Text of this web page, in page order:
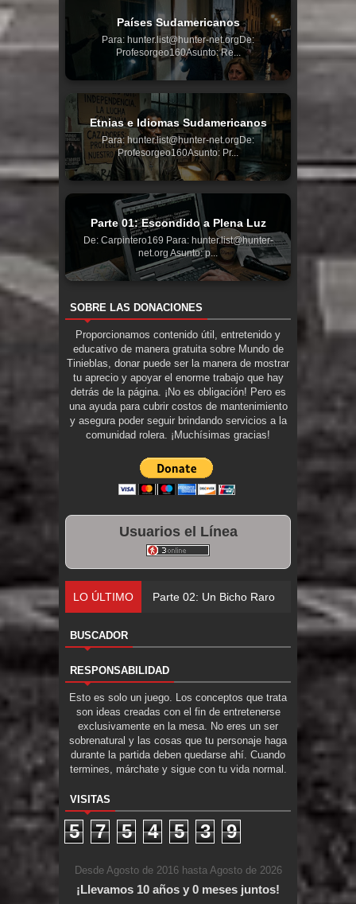
Países Sudamericanos
Para: hunter.list@hunter-net.orgDe:
Profesorgeo160Asunto: Re...
Etnias e Idiomas Sudamericanos
Para: hunter.list@hunter-net.orgDe:
Profesorgeo160Asunto: Pr...
Parte 01: Escondido a Plena Luz
De: Carpintero169 Para: hunter.list@hunter-
net.org Asunto: p...
SOBRE LAS DONACIONES
Proporcionamos contenido útil, entretenido y
educativo de manera gratuita sobre Mundo de
Tinieblas, donar puede ser la manera de mostrar
tu aprecio y apoyar el enorme trabajo que hay
detrás de la página. ¡No es obligación! Pero es
una ayuda para cubrir costos de mantenimiento
y asegura poder seguir brindando servicios a la
comunidad rolera. ¡Muchísimas gracias!
Usuarios el Línea
LO ÚLTIMO Parte 02: Un Bicho Raro
BUSCADOR
RESPONSABILIDAD
Esto es solo un juego. Los conceptos que trata
son ideas creadas con el fin de entretenerse
exclusivamente en la mesa. No eres un ser
sobrenatural y las cosas que tu personaje haga
durante la partida deben quedarse ahí. Cuando
termines, márchate y sigue con tu vida normal.
VISITAS
5 7 5 4 5 3 9
Desde Agosto de 2016 hasta Agosto de 2026
¡Llevamos 10 años y 0 meses juntos!